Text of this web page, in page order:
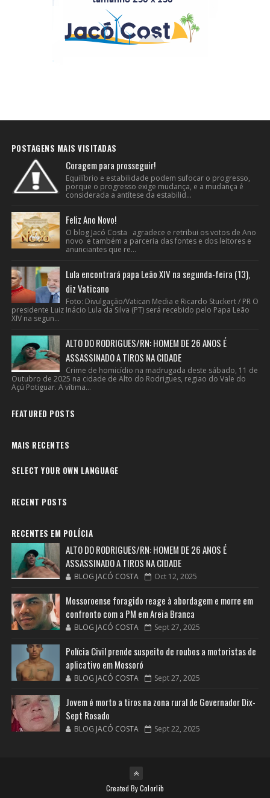
POSTAGENS MAIS VISITADAS
Coragem para prosseguir!
Equilíbrio e estabilidade podem sufocar o progresso,
porque o progresso exige mudança, e a mudança é
considerada a antítese da estabilid...
Feliz Ano Novo!
O blog Jacó Costa agradece e retribui os votos de Ano
novo e também a parceria das fontes e dos leitores e
anunciantes que re...
Lula encontrará papa Leão XIV na segunda-feira (13),
diz Vaticano
Foto: Divulgação/Vatican Media e Ricardo Stuckert / PR O
presidente Luiz Inácio Lula da Silva (PT) será recebido pelo Papa Leão
XIV na segun...
ALTO DO RODRIGUES/RN: HOMEM DE 26 ANOS É
ASSASSINADO A TIROS NA CIDADE
Crime de homicídio na madrugada deste sábado, 11 de
Outubro de 2025 na cidade de Alto do Rodrigues, regiao do Vale do
Açú Potiguar. A vítima...
FEATURED POSTS
MAIS RECENTES
SELECT YOUR OWN LANGUAGE
RECENT POSTS
RECENTES EM POLÍCIA
ALTO DO RODRIGUES/RN: HOMEM DE 26 ANOS É
ASSASSINADO A TIROS NA CIDADE
BLOG JACÓ COSTA Oct 12, 2025
Mossoroense foragido reage à abordagem e morre em
confronto com a PM em Areia Branca
BLOG JACÓ COSTA Sept 27, 2025
Polícia Civil prende suspeito de roubos a motoristas de
aplicativo em Mossoró
BLOG JACÓ COSTA Sept 27, 2025
Jovem é morto a tiros na zona rural de Governador Dix-
Sept Rosado
BLOG JACÓ COSTA Sept 22, 2025
Created ByColorlib